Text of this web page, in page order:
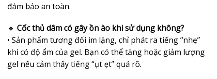
đảm bảo an toàn.
🔹 Cốc thủ dâm có gây ồn ào khi sử dụng không?
• Sản phẩm tương đối im lặng, chỉ phát ra tiếng “nhẹ”
khi có độ ẩm của gel. Bạn có thể tăng hoặc giảm lượng
gel nếu cảm thấy tiếng “ụt ẹt” quá rõ.